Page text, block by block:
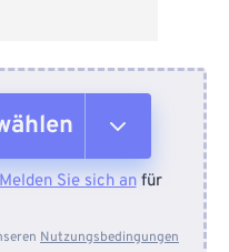
Sie sich anfür
Nutzungsbedingungen